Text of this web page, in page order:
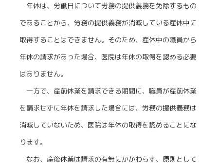
年休は、労働日について労務の提供義務を免除するもの
であることから、労務の提供義務が消滅している産休中に
取得することはできません。そのため、産休中の職員から
年休の請求があった場合、医院は年休の取得を認める必要
はありません。
一方で、産前休業を請求できる期間に、職員が産前休業
を請求せずに年休を請求した場合には、労務の提供義務は
消滅していないため、医院は年休の取得を認めることにな
ります。
なお、産後休業は請求の有無にかかわらず、原則として